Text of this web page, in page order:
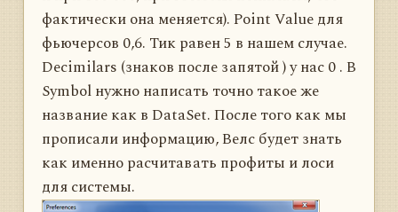
фактически она меняется). Point Value для
фьючерсов 0,6. Тик равен 5 в нашем случае.
Decimilars (знаков после запятой ) у нас 0 . В
Symbol нужно написать точно такое же
название как в DataSet. После того как мы
прописали информацию, Велс будет знать
как именно расчитавать профиты и лоси
для системы.